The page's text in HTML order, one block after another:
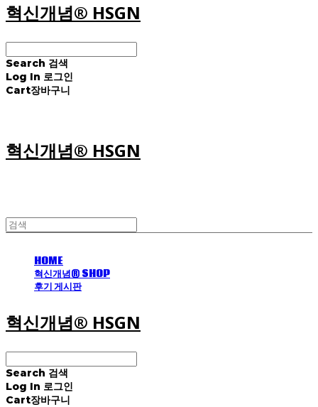
혁신개념® HSGN
Search 검색
Log In 로그인
Cart장바구니
혁신개념® HSGN
HOME
혁신개념® SHOP
후기 게시판
혁신개념® HSGN
Search 검색
Log In 로그인
Cart장바구니